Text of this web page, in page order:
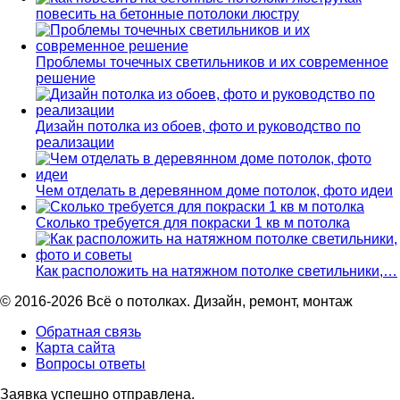
повесить на бетонные потолоки люстру
Проблемы точечных светильников и их современное
решение
Дизайн потолка из обоев, фото и руководство по
реализации
Чем отделать в деревянном доме потолок, фото идеи
Сколько требуется для покраски 1 кв м потолка
Как расположить на натяжном потолке светильники,…
© 2016-2026 Всё о потолках. Дизайн, ремонт, монтаж
Обратная связь
Карта сайта
Вопросы ответы
Заявка успешно отправлена.